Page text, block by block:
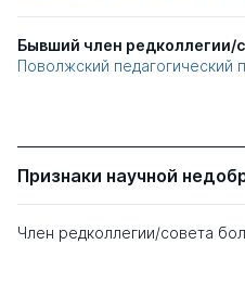
Бывший член редколлегии/
Поволжский педагогический
Признаки научной
Член редколлегии/совета